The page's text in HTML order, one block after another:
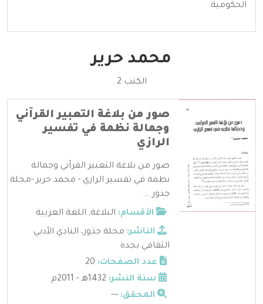
الحكومية.
محمد حرير
الكتب 2
صور من بلاغة التعبير القرآني
وجمالة نظمة في تفسير
الرازي
صور من بلاغة التعبير القرآني وجمالة
نظمة في تفسير الرازي - محمد حرير -مجلة
جذور ...
الأقسام: البلاغة, اللغة العربية
الناشر: مجلة جذور، النادي الأدبي
الثقافي بجدة
عدد الصفحات:
سنة النشر:
المحقق: ---